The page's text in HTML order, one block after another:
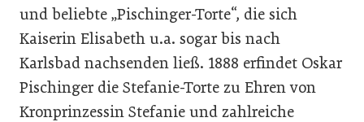
und beliebte „Pischinger-Torte“, die sich
Kaiserin Elisabeth u.a. sogar bis nach
Karlsbad nachsenden ließ. 1888 erfindet Oskar
Pischinger die Stefanie-Torte zu Ehren von
Kronprinzessin Stefanie und zahlreiche